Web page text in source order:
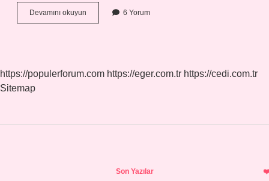
Devamını okuyun
kökenli
6 Yorum
https://populerforum.com https://eger.com.tr https://cedi.com.tr
Sitemap
Son Yazılar